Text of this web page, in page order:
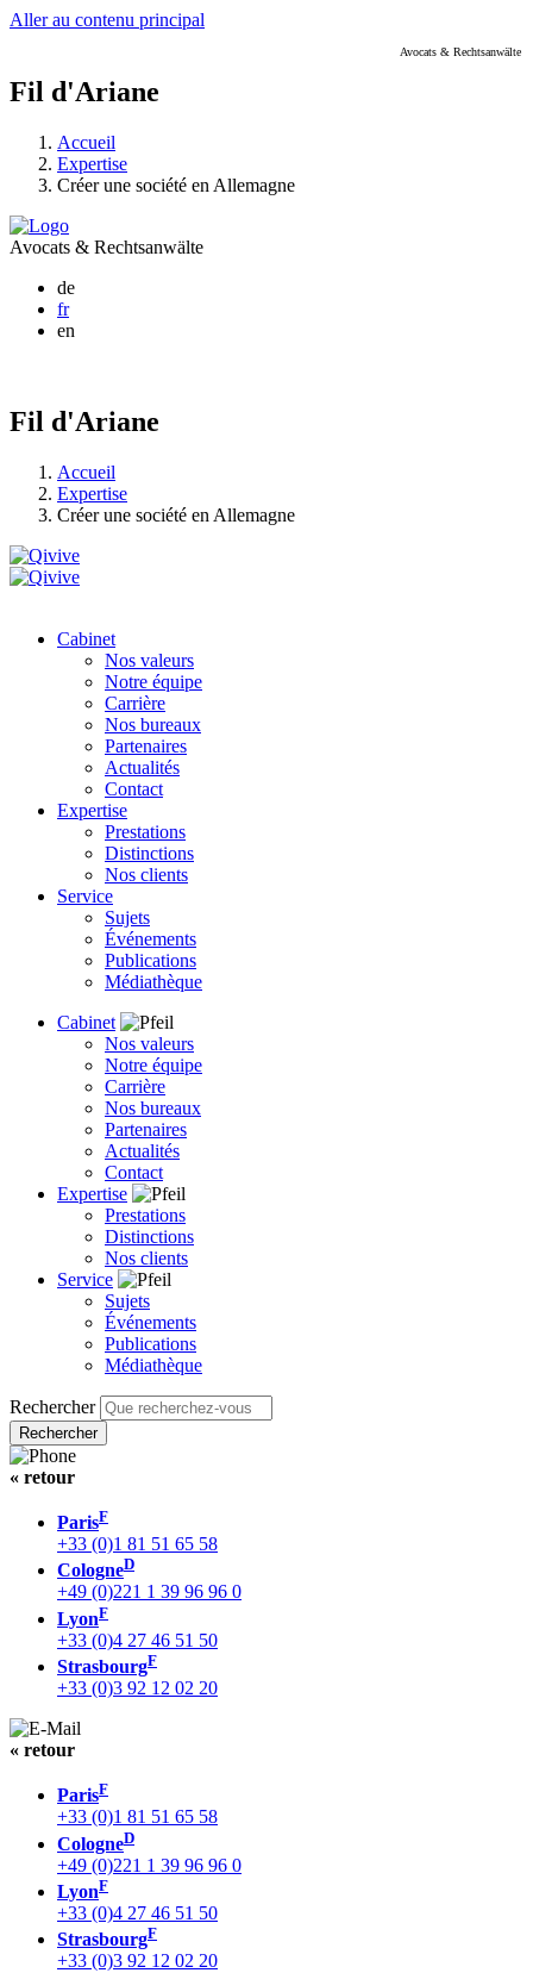
Aller au contenu principal
Avocats & Rechtsanwälte
Fil d'Ariane
Accueil
Expertise
Créer une société en Allemagne
Avocats & Rechtsanwälte
de
fr
en
Fil d'Ariane
Accueil
Expertise
Créer une société en Allemagne
Cabinet
Nos valeurs
Notre équipe
Carrière
Nos bureaux
Partenaires
Actualités
Contact
Expertise
Prestations
Distinctions
Nos clients
Service
Sujets
Événements
Publications
Médiathèque
Cabinet
Nos valeurs
Notre équipe
Carrière
Nos bureaux
Partenaires
Actualités
Contact
Expertise
Prestations
Distinctions
Nos clients
Service
Sujets
Événements
Publications
Médiathèque
Rechercher
« retour
ParisF
+33 (0)1 81 51 65 58
CologneD
+49 (0)221 1 39 96 96 0
LyonF
+33 (0)4 27 46 51 50
StrasbourgF
+33 (0)3 92 12 02 20
« retour
ParisF
+33 (0)1 81 51 65 58
CologneD
+49 (0)221 1 39 96 96 0
LyonF
+33 (0)4 27 46 51 50
StrasbourgF
+33 (0)3 92 12 02 20